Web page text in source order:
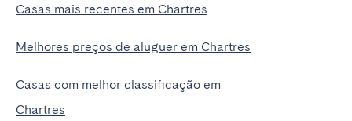
Casas mais recentes em Chartres
Melhores preços de aluguer em Chartres
Casas com melhor classificação em
Chartres